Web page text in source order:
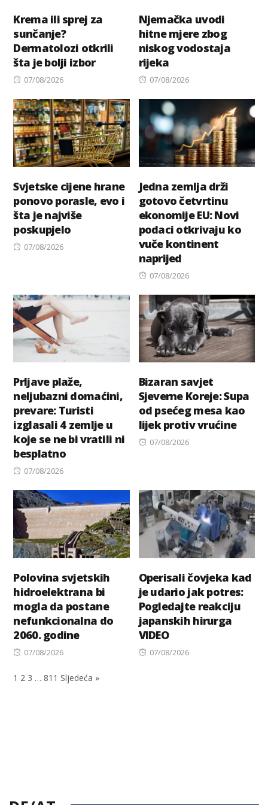
Krema ili sprej za
sunčanje?
Dermatolozi otkrili
šta je bolji izbor
Posted
07/08/2026
Njemačka uvodi
hitne mjere zbog
niskog vodostaja
rijeka
Posted
07/08/2026
Svjetske cijene hrane
ponovo porasle, evo i
šta je najviše
poskupjelo
Posted
07/08/2026
Jedna zemlja drži
gotovo četvrtinu
ekonomije EU: Novi
podaci otkrivaju ko
vuče kontinent
naprijed
Posted
07/08/2026
Prljave plaže,
neljubazni domaćini,
prevare: Turisti
izglasali 4 zemlje u
koje se ne bi vratili ni
besplatno
Posted
07/08/2026
Bizaran savjet
Sjeverne Koreje: Supa
od psećeg mesa kao
lijek protiv vrućine
Posted
07/08/2026
Polovina svjetskih
hidroelektrana bi
mogla da postane
nefunkcionalna do
2060. godine
Posted
07/08/2026
Operisali čovjeka kad
je udario jak potres:
Pogledajte reakciju
japanskih hirurga
VIDEO
Posted
07/08/2026
1 2 3 … 811 Sljedeća »